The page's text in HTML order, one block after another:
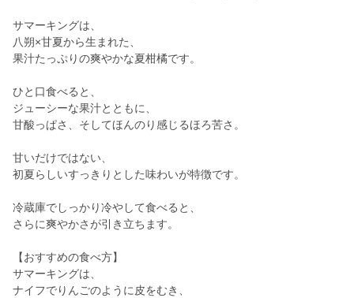
サマーキングは、
八朔×甘夏から生まれた、
果汁たっぷりの爽やかな夏柑橘です。
ひと口食べると、
ジューシーな果汁とともに、
甘酸っぱさ、そしてほんのり感じるほろ苦さ。
甘いだけではない、
初夏らしいすっきりとした味わいが特徴です。
冷蔵庫でしっかり冷やして食べると、
さらに爽やかさが引き立ちます。
【おすすめの食べ方】
サマーキングは、
ナイフでりんごのように皮をむき、